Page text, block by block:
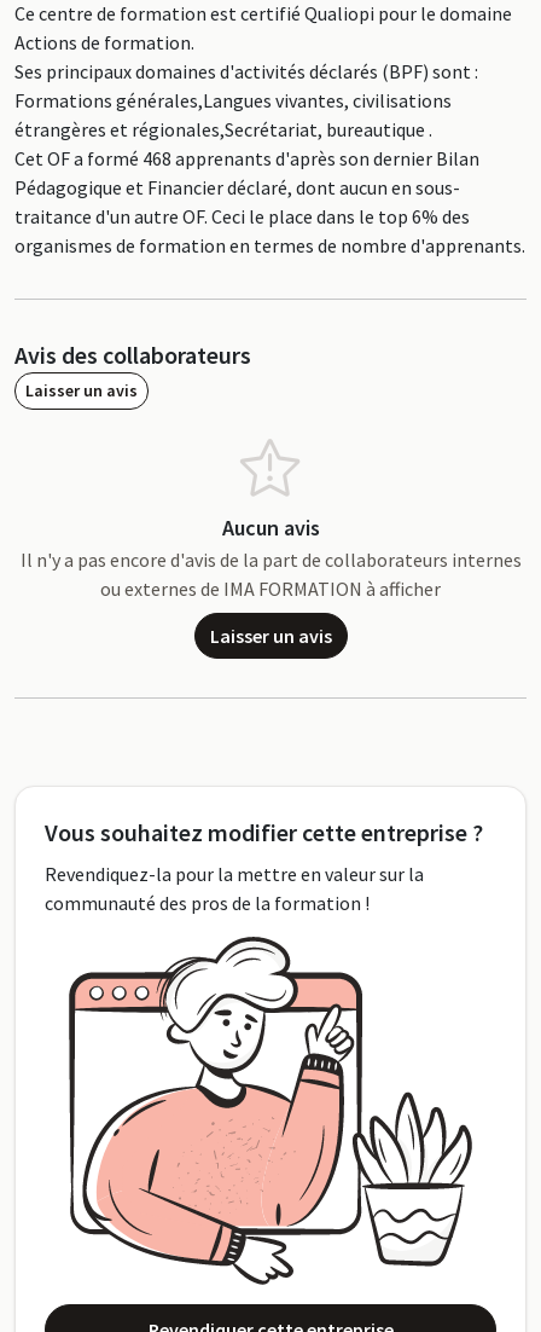
Ce centre de formation est certifié Qualiopi pour le domaine
Actions de formation.
Ses principaux domaines d'activités déclarés (BPF) sont :
Formations générales,Langues vivantes, civilisations
étrangères et régionales,Secrétariat, bureautique .
Cet OF a formé 468 apprenants d'après son dernier Bilan
Pédagogique et Financier déclaré, dont aucun en sous-
traitance d'un autre OF. Ceci le place dans le top 6% des
organismes de formation en termes de nombre d'apprenants.
Avis des collaborateurs
Laisser un avis
Aucun avis
Il n'y a pas encore d'avis de la part de collaborateurs internes
ou externes de IMA FORMATION à afficher
Laisser un avis
Vous souhaitez modifier cette entreprise ?
Revendiquez-la pour la mettre en valeur sur la
communauté des pros de la formation !